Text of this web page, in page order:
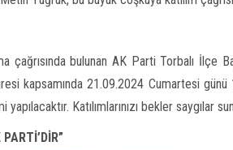
çağrısında bulunan AK Parti Torbalı İlçe
kapsamında 21.09.2024 Cumartesi
Katılımlarınızı bekler saygılar